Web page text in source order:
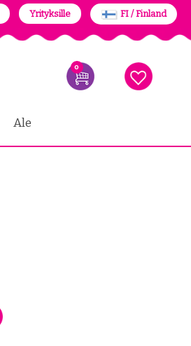
Yrityksille FI / Finland
0
Ale